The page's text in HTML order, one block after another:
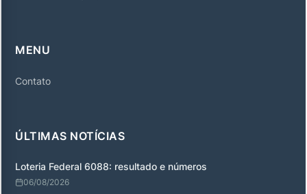
MENU
Contato
ÚLTIMAS NOTÍCIAS
Loteria Federal 6088: resultado e números
06/08/2026